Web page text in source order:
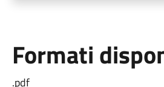
Formati
.pdf